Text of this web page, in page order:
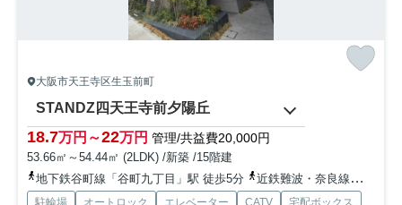
大阪市天王寺区生玉前町
STANDZ四天王寺前夕陽丘
18.7万円～22万円 管理/共益費20,000円
53.66㎡～54.44㎡ (2LDK) /新築 /15階建
地下鉄谷町線「谷町九丁目」駅 徒歩5分
近鉄難波・奈良線「大阪上本町」駅 徒歩9分
駐輪場 オートロック エレベーター CATV
宅配ボックス